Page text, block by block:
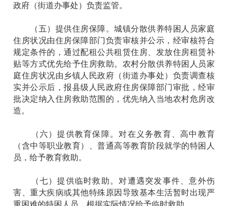
政府（街道办事处）负责监管。
（五）提供住房保障。城镇分散供养特困人员家庭
住房状况由住房保障部门负责审核并公示，经审核符合
规定条件的，通过配租公共租赁住房、发放住房租赁补
贴等方式优先给予住房救助。农村分散供养特困人员家
庭住房状况由乡镇人民政府（街道办事处）负责调查核
实并公示后，报县级人民政府住房保障部门审批，经审
批决定纳入住房救助范围的，优先纳入当地农村危房改
造。
（六）提供教育保障。对在义务教育、高中教育
（含中等职业教育）、普通高等教育阶段就学的特困人
员，给予教育救助。
（七）提供临时救助。对遭遇突发事件、意外伤
害、重大疾病或其他特殊原因导致基本生活暂时出现严
重困难的特困人员，根据实际情况给予临时救助。